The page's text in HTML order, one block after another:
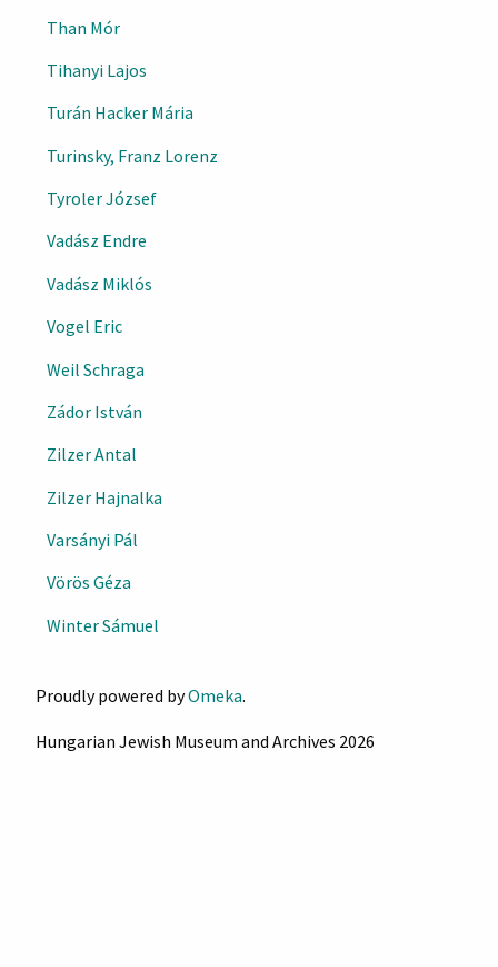
Than Mór
Tihanyi Lajos
Turán Hacker Mária
Turinsky, Franz Lorenz
Tyroler József
Vadász Endre
Vadász Miklós
Vogel Eric
Weil Schraga
Zádor István
Zilzer Antal
Zilzer Hajnalka
Varsányi Pál
Vörös Géza
Winter Sámuel
Proudly powered byOmeka.
Hungarian Jewish Museum and Archives 2026